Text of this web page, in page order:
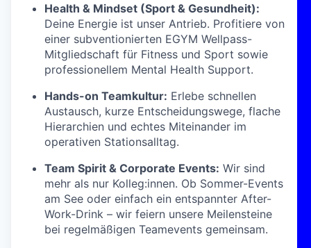
Health & Mindset (Sport & Gesundheit):
Deine Energie ist unser Antrieb. Profitiere von
einer subventionierten EGYM Wellpass-
Mitgliedschaft für Fitness und Sport sowie
professionellem Mental Health Support.
Hands-on Teamkultur: Erlebe schnellen
Austausch, kurze Entscheidungswege, flache
Hierarchien und echtes Miteinander im
operativen Stationsalltag.
Team Spirit & Corporate Events: Wir sind
mehr als nur Kolleg:innen. Ob Sommer-Events
am See oder einfach ein entspannter After-
Work-Drink – wir feiern unsere Meilensteine
bei regelmäßigen Teamevents gemeinsam.